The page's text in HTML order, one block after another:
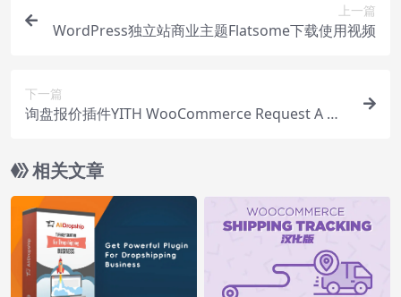
上一篇
WordPress独立站商业主题Flatsome下载使用视频
下一篇
询盘报价插件YITH WooCommerce Request A Qu
相关文章